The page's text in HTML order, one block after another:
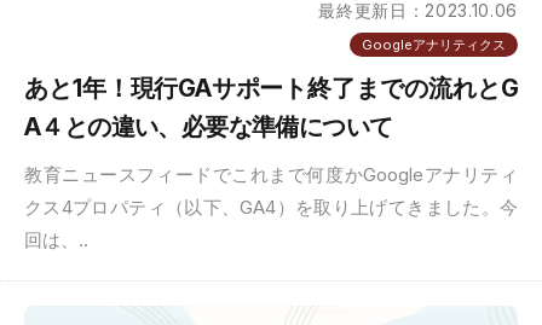
最終更新日：2023.10.06
Googleアナリティクス
あと1年！現行GAサポート終了までの流れとG
A４との違い、必要な準備について
教育ニュースフィードでこれまで何度かGoogleアナリティ
クス4プロパティ（以下、GA4）を取り上げてきました。今
回は、..